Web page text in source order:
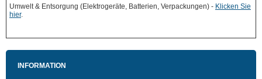
Umwelt & Entsorgung (Elektrogeräte, Batterien, Verpackungen) - Klicken Sie
hier.
INFORMATION